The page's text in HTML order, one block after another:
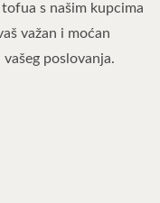
s našim kupcima
važan i moćan
poslovanja.